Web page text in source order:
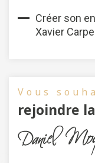
Créer son
Xavier
Vous
rejoindre